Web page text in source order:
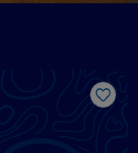
Like